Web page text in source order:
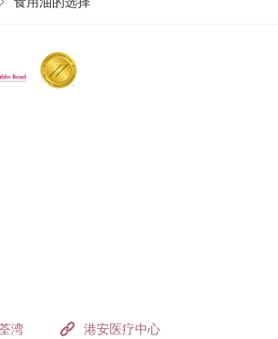
湾
港安医疗中心